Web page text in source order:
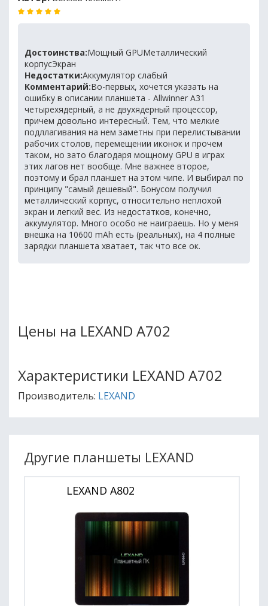
Достоинства:Мощный GPUМеталлический
корпусЭкран
Недостатки:Аккумулятор слабый
Комментарий:Во-первых, хочется указать на
ошибку в описании планшета - Allwinner A31
четырехядерный, а не двухядерный процессор,
причем довольно интересный. Тем, что мелкие
подллагивания на нем заметны при перелистывании
рабочих столов, перемещении иконок и прочем
таком, но зато благодаря мощному GPU в играх
этих лагов нет вообще. Мне важнее второе,
поэтому и брал планшет на этом чипе. И выбирал по
принципу "самый дешевый". Бонусом получил
металлический корпус, относительно неплохой
экран и легкий вес. Из недостатков, конечно,
аккумулятор. Много особо не наиграешь. Но у меня
внешка на 10600 mAh есть (реальных), на 4 полные
зарядки планшета хватает, так что все ок.
Цены на LEXAND A702
Характеристики LEXAND A702
Производитель: LEXAND
Другие планшеты LEXAND
LEXAND A802